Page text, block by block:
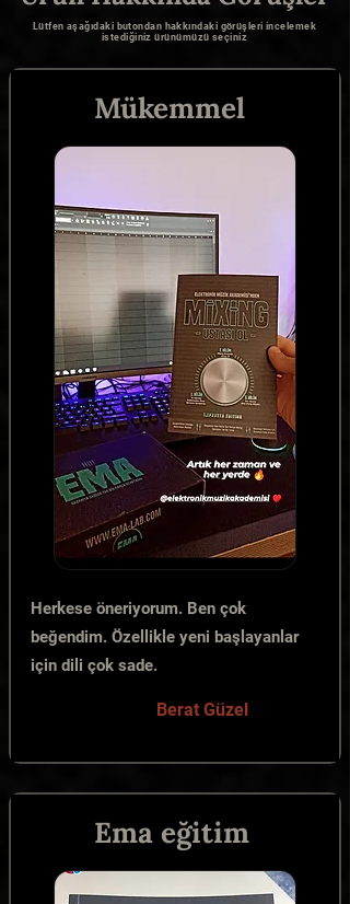
lab.com/akademigibimixle
Lütfen aşağıdaki butondan hakkındaki görüşleri incelemek
istediğiniz ürünümüzü seçiniz
Mükemmel
Herkese öneriyorum. Ben çok
beğendim. Özellikle yeni başlayanlar
için dili çok sade.
Berat Güzel
Ema eğitim